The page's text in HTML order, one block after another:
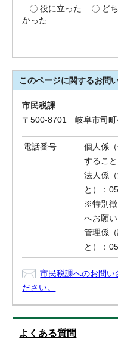
役に立った
ど
かった
このページに関するお問
市民税課
〒500-8701 岐阜市司
電話番号
個人係
するこ
法人係
と）：
※特別徴
へお願
管理係
と）：
市民税課へのお問い
ださい。
よくある質問